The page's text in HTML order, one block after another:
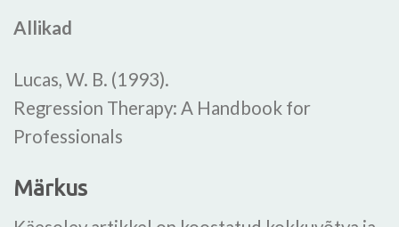
Allikad
Lucas, W. B. (1993).
Regression Therapy: A Handbook for
Professionals
Märkus